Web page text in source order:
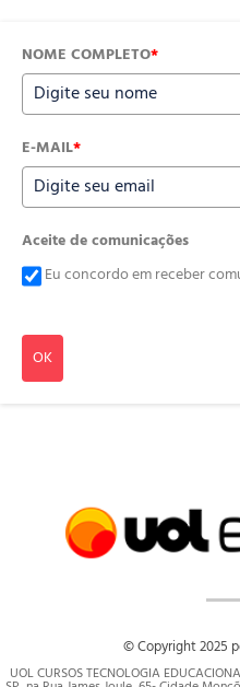
NOME COMPLETO*
E-MAIL*
Aceite de comunicações
Eu concordo em receber
OK
© Copyright 2025
UOL CURSOS TECNOLOGIA